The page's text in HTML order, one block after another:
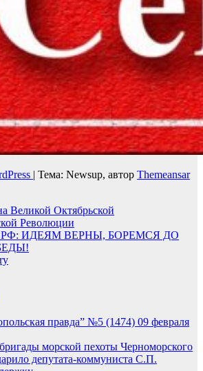
| Тема: Newsup, автор Themeansar
Великой Октябрьской
Революции
РФ: ИДЕЯМ ВЕРНЫ, БОРЕМСЯ ДО
правда” №5 (1474) 09 февраля
морской пехоты Черноморского
депутата-коммуниста С.П.